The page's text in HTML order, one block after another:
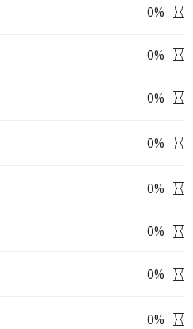
0%
0%
0%
0%
0%
0%
0%
0%